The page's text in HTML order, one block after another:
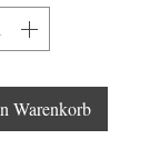
Warenkorb